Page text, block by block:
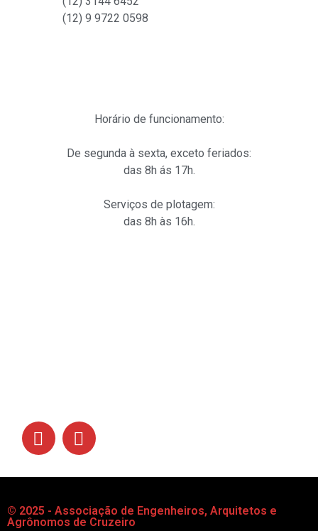
(12) 9 9722 0598
Horário de funcionamento:
De segunda à sexta, exceto feriados:
das 8h ás 17h.
Serviços de plotagem:
das 8h às 16h.
© 2025 - Associação de Engenheiros, Arquitetos e
Agrônomos de Cruzeiro